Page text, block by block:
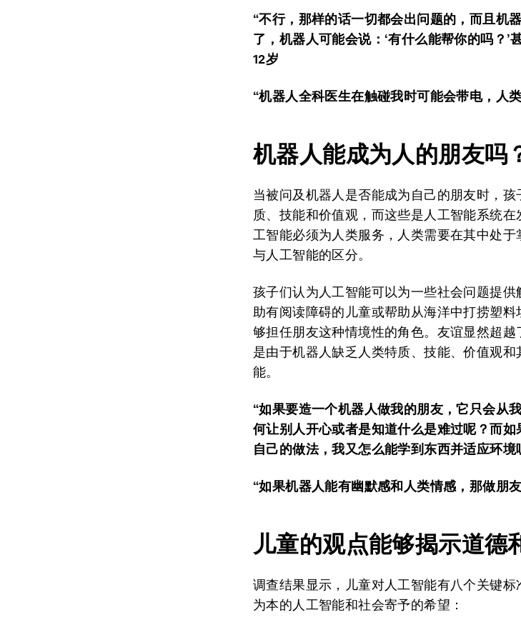
“不行， 那样的话一切都会出问题的 ， 而且机
了 ，机器人可能会说：‘有什么能帮你的吗？ ’
12岁
“机器人全科医生在触碰我时可能会带电，人
机器人能成为人的朋友吗
当被问及机器人是否能成为自己的朋友时，
质、技能和价值观，而这些是人工智能系统
工智能必须为人类服务，人类需要在其中处
与人工智能的区分。
孩子们认为人工智能可以为一些社会问题提
助有阅读障碍的儿童或帮助从海洋中打捞塑
够担任朋友这种情境性的角色。友谊显然超
是由于机器人缺乏人类特质、技能、价值观
能。
“如果要造一个机器人做我的朋友，它只会从
何让别人开心或者是知道什么是难过呢？而如
自己的做法，我又怎么能学到东西并适应环
“如果机器人能有幽默感和人类情感， 那做朋
儿童的观点能够揭示道德
调查结果显示，儿童对人工智能有八个关键标
为本的人工智能和社会寄予的希望：